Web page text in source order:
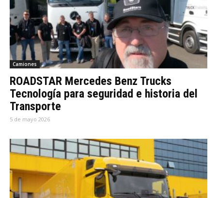
Camiones
ROADSTAR Mercedes Benz Trucks
Tecnología para seguridad e historia del
Transporte
5 de mayo 2026